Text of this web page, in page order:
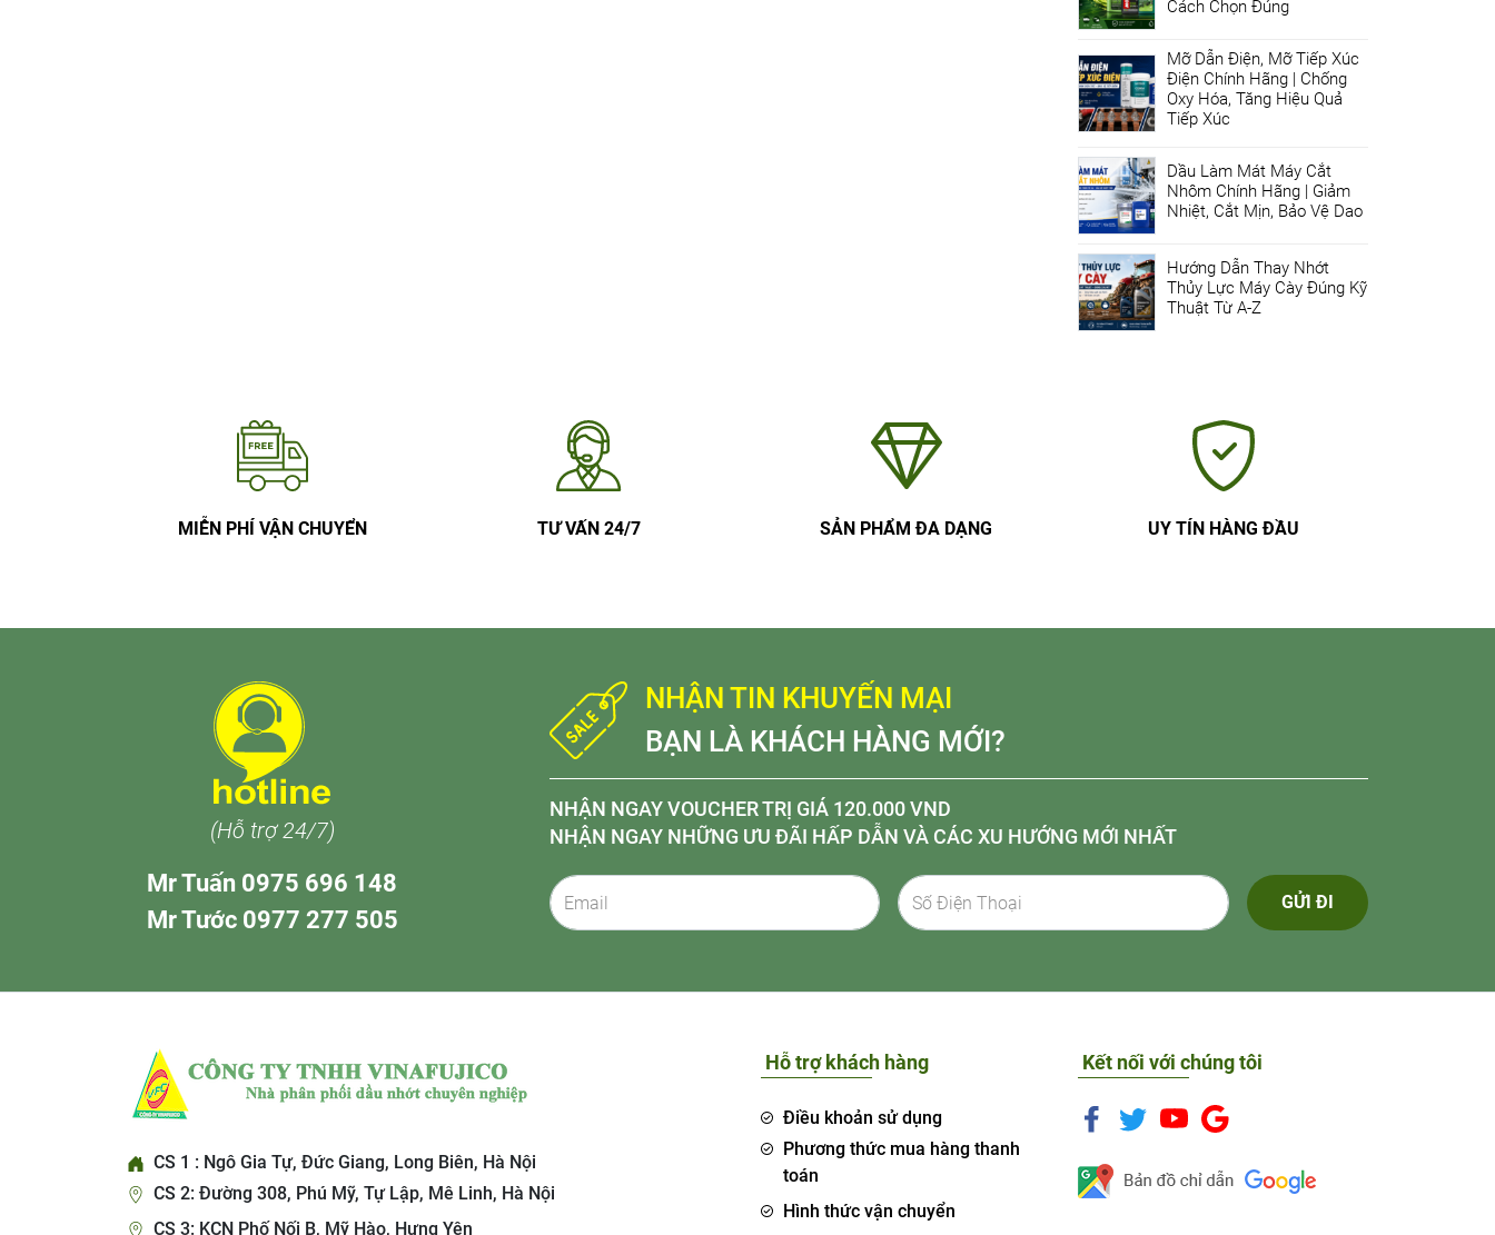
Cách Chọn Đúng
Mỡ Dẫn Điện, Mỡ Tiếp Xúc
Điện Chính Hãng | Chống
Oxy Hóa, Tăng Hiệu Quả
Tiếp Xúc
Dầu Làm Mát Máy Cắt
Nhôm Chính Hãng | Giảm
Nhiệt, Cắt Mịn, Bảo Vệ Dao
Hướng Dẫn Thay Nhớt
Thủy Lực Máy Cày Đúng Kỹ
Thuật Từ A-Z
MIỄN PHÍ VẬN CHUYỂN TƯ VẤN 24/7 SẢN PHẨM ĐA DẠNG UY TÍN HÀNG ĐẦU
(Hỗ trợ 24/7)
Mr Tuấn 0975 696 148
Mr Tước 0977 277 505
NHẬN TIN KHUYẾN MẠI
BẠN LÀ KHÁCH HÀNG MỚI?
NHẬN NGAY VOUCHER TRỊ GIÁ 120.000 VND
NHẬN NGAY NHỮNG ƯU ĐÃI HẤP DẪN VÀ CÁC XU HƯỚNG MỚI NHẤT
GỬI ĐI
CS 1 : Ngô Gia Tự, Đức Giang, Long Biên, Hà Nội
CS 2: Đường 308, Phú Mỹ, Tự Lập, Mê Linh, Hà Nội
CS 3: KCN Phố Nối B, Mỹ Hào, Hưng Yên
Hỗ trợ khách hàng
Điều khoản sử dụng
Phương thức mua hàng thanh
toán
Hình thức vận chuyển
Kết nối với chúng tôi